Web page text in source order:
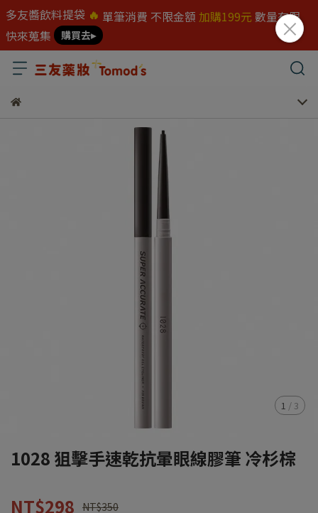
多友醬飲料提袋 🔥 單筆消費 不限金額 加購199元 數量有限
快來蒐集
購買去▸
1 / 3
1028 狙擊手速乾抗暈眼線膠筆 冷杉棕
NT$298 NT$350